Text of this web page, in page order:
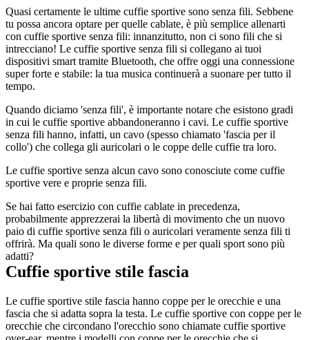
Quasi certamente le ultime cuffie sportive sono senza fili. Sebbene
tu possa ancora optare per quelle cablate, è più semplice allenarti
con cuffie sportive senza fili: innanzitutto, non ci sono fili che si
intrecciano! Le cuffie sportive senza fili si collegano ai tuoi
dispositivi smart tramite Bluetooth, che offre oggi una connessione
super forte e stabile: la tua musica continuerà a suonare per tutto il
tempo.
Quando diciamo 'senza fili', è importante notare che esistono gradi
in cui le cuffie sportive abbandoneranno i cavi. Le cuffie sportive
senza fili hanno, infatti, un cavo (spesso chiamato 'fascia per il
collo') che collega gli auricolari o le coppe delle cuffie tra loro.
Le cuffie sportive senza alcun cavo sono conosciute come cuffie
sportive vere e proprie senza fili.
Se hai fatto esercizio con cuffie cablate in precedenza,
probabilmente apprezzerai la libertà di movimento che un nuovo
paio di cuffie sportive senza fili o auricolari veramente senza fili ti
offrirà. Ma quali sono le diverse forme e per quali sport sono più
adatti?
Cuffie sportive stile fascia
Le cuffie sportive stile fascia hanno coppe per le orecchie e una
fascia che si adatta sopra la testa. Le cuffie sportive con coppe per le
orecchie che circondano l'orecchio sono chiamate cuffie sportive